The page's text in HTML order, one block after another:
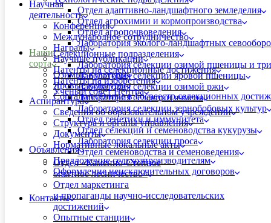
Отдел адаптивно-ландшафтного земледелия
Отдел агрохимии и кормопроизводства
Отдел агропочвоведения
Лаборатория эколого-ландшафтных
Селекционные подразделения
Лаборатория селекции озимой пшеницы и
Лаборатория селекции яровой пшеницы
Лаборатория селекции озимой ржи
Лаборатория селекции ячменя
Лаборатория селекции зернобобовых культур
Отдел генетики и иммунитета
Отдел селекции и семеноводства кукурузы
Лаборатория селекции проса
Отдел семеноводства и семеноведения
Отдел «Каменно-Степное
опытное лесничество»
Отдел маркетинга
и пропаганды научно-исследовательских
достижений
Опытные станции
Научная
деятельность
Конференция
Международное сотрудничество
Награды
Научные публикации
Патенты на селекционные достижения
Патенты на изобретения
Ученый совет Центра
Наши
сорта
Озимые культуры
Яровые культуры
Сорта внесённые в Госреестр селекционных
Аспирантура
Сведения об образовательном учреждении
Структура и органы управления
Документы
Нормативные локальные акты
Объявления
Предложение сельхозпроизводителям
Оформление неисключительных договоров
Контакты